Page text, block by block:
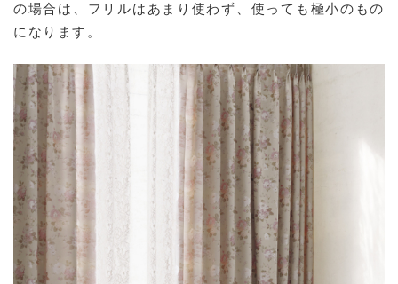
の場合は、フリルはあまり使わず、使っても極小のもの
になります。